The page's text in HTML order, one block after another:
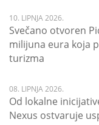
10. LIPNJA 2026.
Svečano otvoren
milijuna eura koja
turizma
08. LIPNJA 2026.
Od lokalne
Nexus ostvaruje